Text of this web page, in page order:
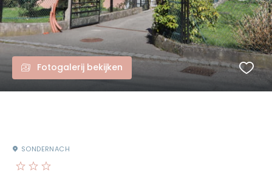
Fotogalerij bekijken
SONDERNACH